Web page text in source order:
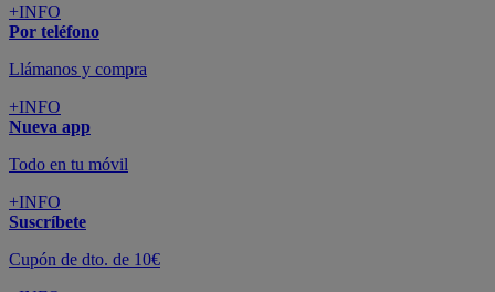
+INFO
Por teléfono
Llámanos y compra
+INFO
Nueva app
Todo en tu móvil
+INFO
Suscríbete
Cupón de dto. de 10€